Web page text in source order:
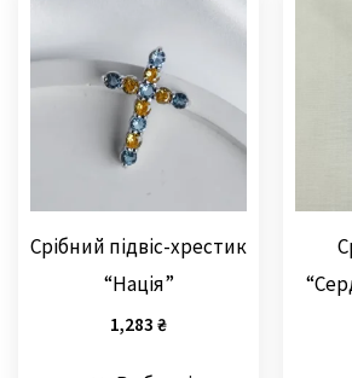
Cрібний підвіс-хрестик
“Нація”
1,283 ₴